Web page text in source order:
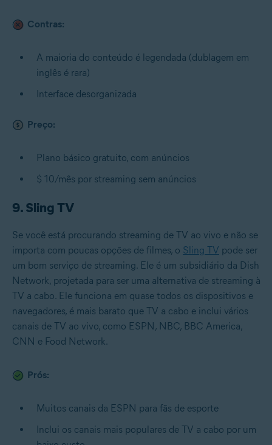
Contras:
A maioria do conteúdo é legendada (dublagem em
inglês é rara)
Interface desorganizada
Preço:
Plano básico gratuito, com anúncios
$ 10/mês por streaming sem anúncios
9. Sling TV
Se você está procurando streaming de TV ao vivo e não se
importa com poucas opções de filmes, o Sling TV pode ser
um bom serviço de streaming. Ele é um subsidiário da Dish
Network, projetada para ser uma alternativa de streaming à
TV a cabo. Ele funciona em quase todos os dispositivos e
navegadores, é mais barato que TV a cabo e inclui vários
canais de TV ao vivo, como ESPN, NBC, BBC America,
CNN e Food Network.
Prós:
Muitos canais da ESPN para fãs de esporte
Inclui os canais mais populares de TV a cabo por um